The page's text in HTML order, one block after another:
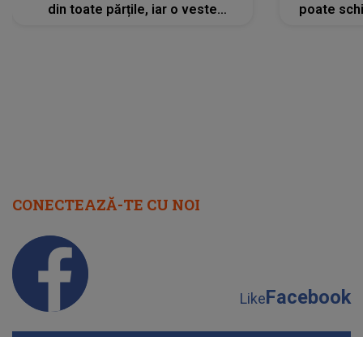
din toate părțile, iar o veste
poate
CONECTEAZĂ-TE CU NOI
LikeFacebook